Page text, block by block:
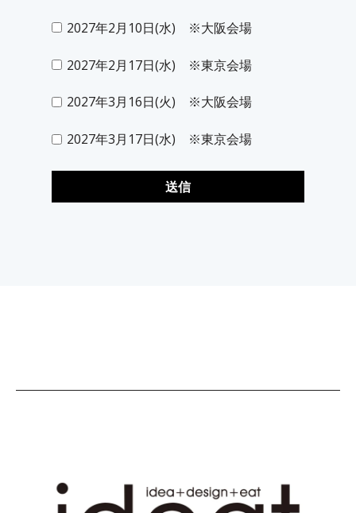
2027年2月10日(水) ※大阪会場
2027年2月17日(水) ※東京会場
2027年3月16日(火) ※大阪会場
2027年3月17日(水) ※東京会場